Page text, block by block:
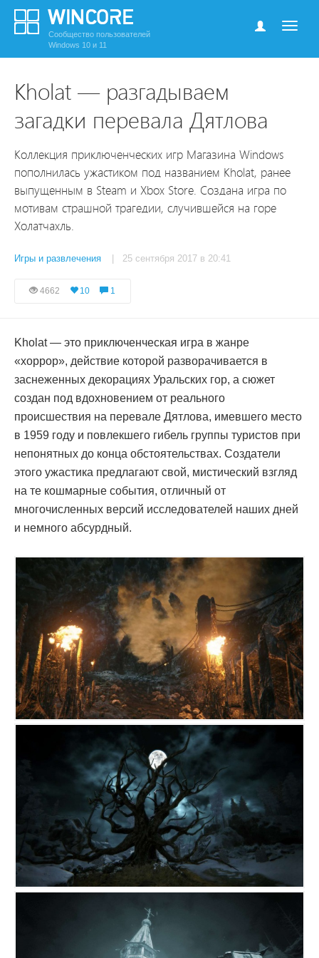
Сообщество пользователей
Windows 10 и 11
Kholat — разгадываем
загадки перевала Дятлова
Коллекция приключенческих игр Магазина Windows
пополнилась ужастиком под названием Kholat, ранее
выпущенным в Steam и Xbox Store. Создана игра по
мотивам страшной трагедии, случившейся на горе
Холатчахль.
Игры и развлечения | 25 сентября 2017 в 20:41
4662 10 1
Kholat — это приключенческая игра в жанре
«хоррор», действие которой разворачивается в
заснеженных декорациях Уральских гор, а сюжет
создан под вдохновением от реального
происшествия на перевале Дятлова, имевшего место
в 1959 году и повлекшего гибель группы туристов при
непонятных до конца обстоятельствах. Создатели
этого ужастика предлагают свой, мистический взгляд
на те кошмарные события, отличный от
многочисленных версий исследователей наших дней
и немного абсурдный.